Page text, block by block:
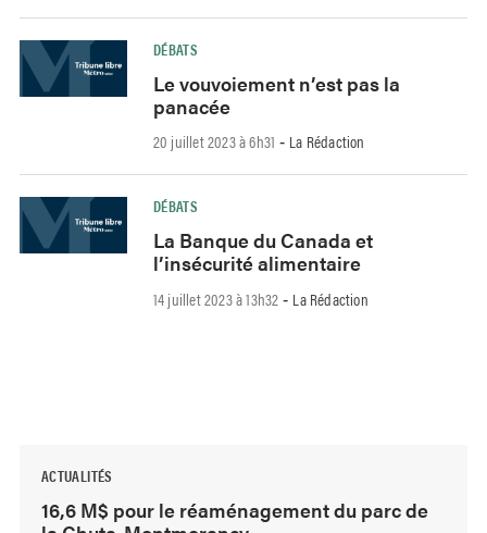
DÉBATS
Le vouvoiement n’est pas la
panacée
20 juillet 2023 à 6h31 - La Rédaction
DÉBATS
La Banque du Canada et
l’insécurité alimentaire
14 juillet 2023 à 13h32 - La Rédaction
ACTUALITÉS
16,6 M$ pour le réaménagement du parc de